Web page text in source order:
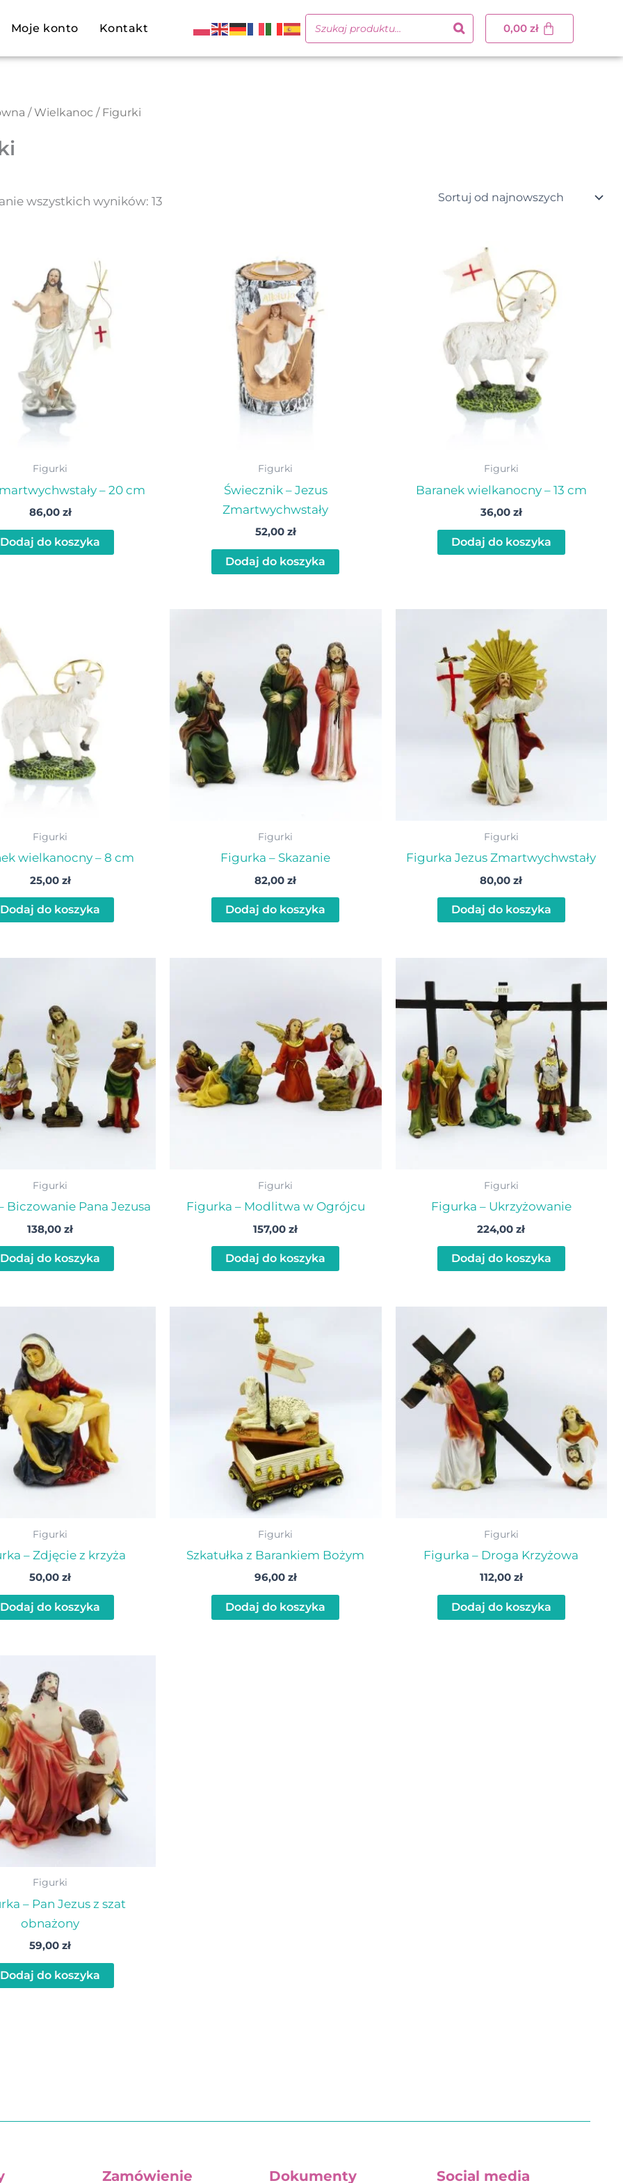
Moje konto Kontakt 0,00zł
/Wielkanoc / Figurki
wszystkich wyników: 13
najnowszych
Figurki
– 20 cm
86,00 zł
Dodaj do koszyka
Figurki
Świecznik – Jezus
Zmartwychwstały
52,00 zł
Dodaj do koszyka
Figurki
Baranek wielkanocny – 13 cm
36,00 zł
Dodaj do koszyka
Figurki
wielkanocny – 8 cm
25,00 zł
Dodaj do koszyka
Figurki
Figurka – Skazanie
82,00zł
Dodaj do koszyka
Figurki
Figurka Jezus Zmartwychwstały
80,00zł
Dodaj do koszyka
Figurki
Biczowanie Pana Jezusa
138,00zł
Dodaj do koszyka
Figurki
Figurka – Modlitwa w Ogrójcu
157,00zł
Dodaj do koszyka
Figurki
Figurka – Ukrzyżowanie
224,00zł
Dodaj do koszyka
Figurki
– Zdjęcie z krzyża
50,00zł
Dodaj do koszyka
Figurki
Szkatułka z Barankiem Bożym
96,00 zł
Dodaj do koszyka
Figurki
Figurka – Droga Krzyżowa
112,00 zł
Dodaj do koszyka
Figurki
– Pan Jezus z szat
obnażony
59,00zł
Dodaj do koszyka
Zamówienie Dokumenty Social media